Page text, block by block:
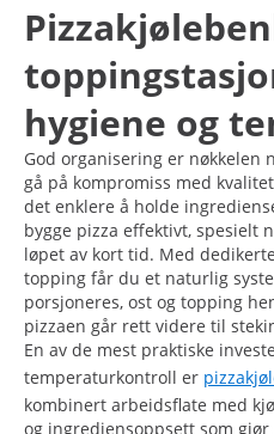
hygiene og
God organisering er nøkkelen
gå på kompromiss med
det enklere å holde
bygge pizza effektivt, spesielt
løpet av kort tid. Med
topping får du et naturlig
porsjoneres, ost og topping
pizzaen går rett videre til
En av de mest praktiske
temperaturkontroll er
kombinert arbeidsflate med
og ingrediensoppsett som